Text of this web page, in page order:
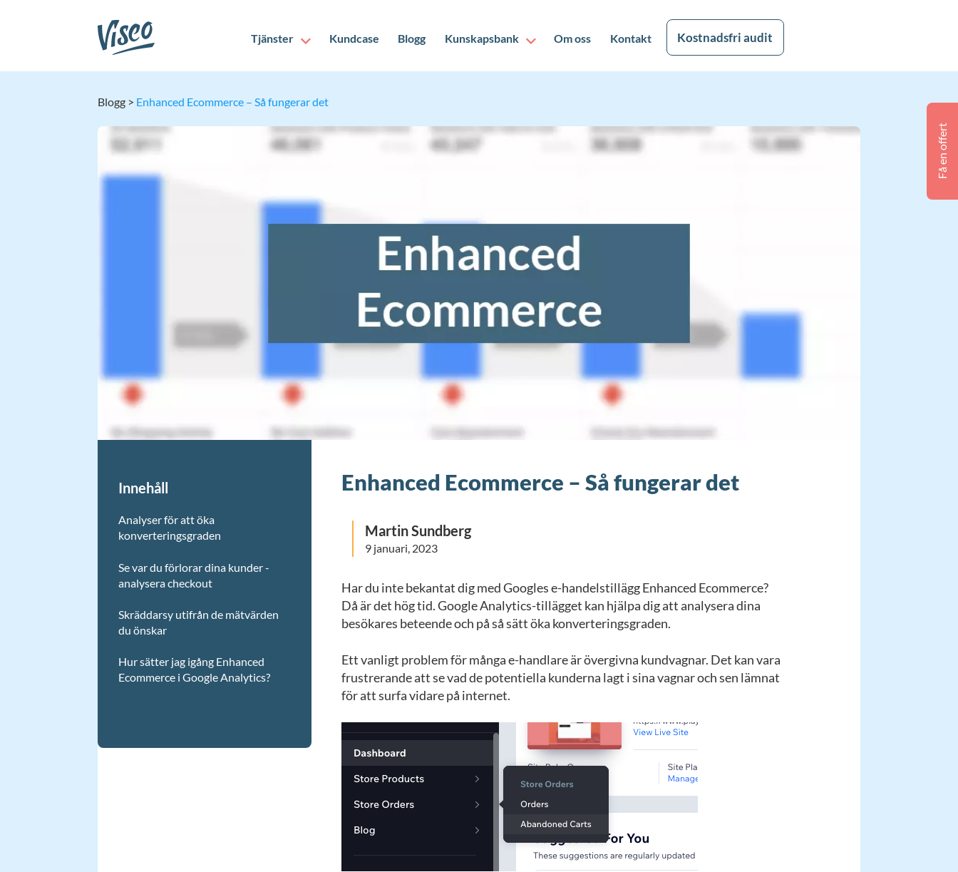
Tjänster Kundcase Blogg Kunskapsbank Om oss Kontakt Kostnadsfri audit
Blogg > Enhanced Ecommerce – Så fungerar det
Innehåll
Analyser för att öka
konverteringsgraden
Se var du förlorar dina kunder -
analysera checkout
Skräddarsy utifrån de mätvärden
du önskar
Hur sätter jag igång Enhanced
Ecommerce i Google Analytics?
Enhanced Ecommerce – Så fungerar det
Martin Sundberg
9 januari, 2023
Har du inte bekantat dig med Googles e-handelstillägg Enhanced Ecommerce?
Då är det hög tid. Google Analytics-tillägget kan hjälpa dig att analysera dina
besökares beteende och på så sätt öka konverteringsgraden.
Ett vanligt problem för många e-handlare är övergivna kundvagnar. Det kan vara
frustrerande att se vad de potentiella kunderna lagt i sina vagnar och sen lämnat
för att surfa vidare på internet.
Få en offert